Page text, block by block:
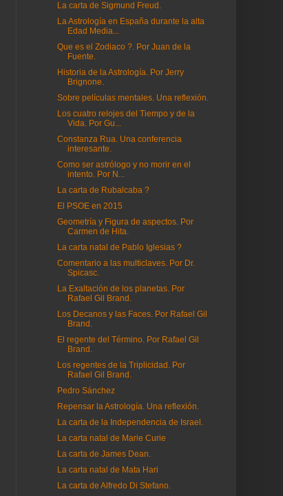
La carta de Sigmund Freud.
La Astrología en España durante la alta
Edad Media...
Que es el Zodiaco ?. Por Juan de la
Fuente.
Historia de la Astrología. Por Jerry
Brignone.
Sobre películas mentales. Una reflexión.
Los cuatro relojes del Tiempo y de la
Vida. Por Gu...
Constanza Rua. Una conferencia
interesante.
Como ser astrólogo y no morir en el
intento. Por N...
La carta de Rubalcaba ?
El PSOE en 2015
Geometría y Figura de aspectos. Por
Carmen de Hita.
La carta natal de Pablo Iglesias ?
Comentario a las multiclaves. Por Dr.
Spicasc.
La Exaltación de los planetas. Por
Rafael Gil Brand.
Los Decanos y las Faces. Por Rafael Gil
Brand.
El regente del Término. Por Rafael Gil
Brand.
Los regentes de la Triplicidad. Por
Rafael Gil Brand.
Pedro Sánchez
Repensar la Astrología. Una reflexión.
La carta de la Independencia de Israel.
La carta natal de Marie Curie
La carta de James Dean.
La carta natal de Mata Hari
La carta de Alfredo Di Stefano.